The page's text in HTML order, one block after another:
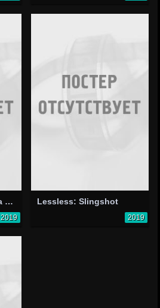
Mika Singh & Sunanda Sharma: Poster Lagwa Do
2019
Lessless: Slingshot
2019